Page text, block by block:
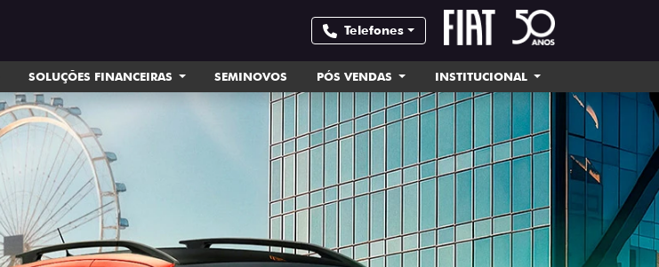
Telefones
SOLUÇÕES FINANCEIRAS SEMINOVOS PÓS VENDAS INSTITUCIONAL